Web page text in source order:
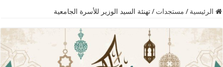
الرئيسية / مستجدات / تهنئة السيد الوزير للأسرة الجامعية